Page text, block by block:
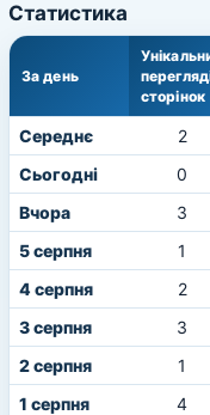
Статистика
За день
сторінок
Середнє 2
Сьогодні
0
Вчора
3
5 серпня
1
4 серпня
2
3 серпня
3
2 серпня
1
1 серпня
4